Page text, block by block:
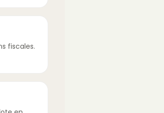
fiscales.